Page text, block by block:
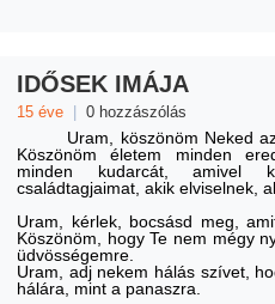
IDŐSEK IMÁJA
15 éve 0 hozzászólás
Uram, köszönöm Neked
Köszönöm életem minden
minden kudarcát, amivel
családtagjaimat, akik elviselnek,
Uram, kérlek, bocsásd meg,
Köszönöm, hogy Te nem mégy
üdvösségemre.
Uram, adj nekem hálás szívet,
hálára, mint a panaszra.